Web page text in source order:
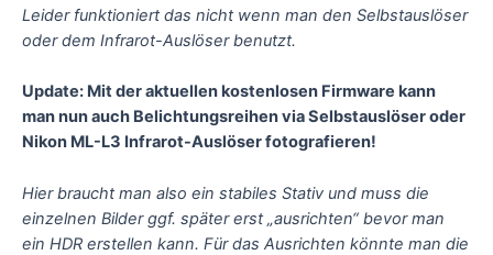
Leider funktioniert das nicht wenn man den Selbstauslöser
oder dem Infrarot-Auslöser benutzt.
Update: Mit der aktuellen kostenlosen Firmware kann
man nun auch Belichtungsreihen via Selbstauslöser oder
Nikon ML-L3 Infrarot-Auslöser fotografieren!
Hier braucht man also ein stabiles Stativ und muss die
einzelnen Bilder ggf. später erst „ausrichten“ bevor man
ein HDR erstellen kann. Für das Ausrichten könnte man die